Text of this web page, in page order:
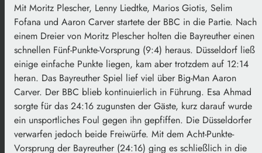
Mit Moritz Plescher, Lenny Liedtke, Marios Giotis, Selim
Fofana und Aaron Carver startete der BBC in die Partie. Nach
einem Dreier von Moritz Plescher holten die Bayreuther einen
schnellen Fünf-Punkte-Vorsprung (9:4) heraus. Düsseldorf ließ
einige einfache Punkte liegen, kam aber trotzdem auf 12:14
heran. Das Bayreuther Spiel lief viel über Big-Man Aaron
Carver. Der BBC blieb kontinuierlich in Führung. Esa Ahmad
sorgte für das 24:16 zugunsten der Gäste, kurz darauf wurde
ein unsportliches Foul gegen ihn gepfiffen. Die Düsseldorfer
verwarfen jedoch beide Freiwürfe. Mit dem Acht-Punkte-
Vorsprung der Bayreuther (24:16) ging es schließlich in die